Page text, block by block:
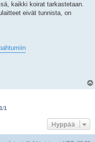
kaikki koirat tarkastetaan.
eivät tunnista, on
1/1
Hyppää